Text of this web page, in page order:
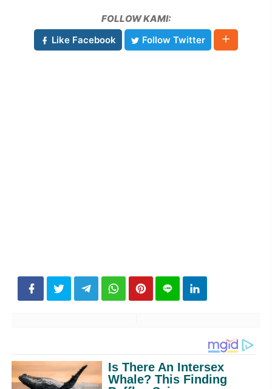
FOLLOW KAMI:
Like Facebook
Follow Twitter